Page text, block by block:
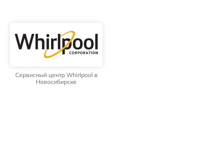
Сервисный центр Whirlpool в
Новосибирске